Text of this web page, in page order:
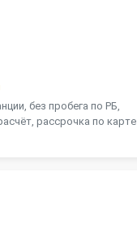
без пробега по РБ,
рассрочка по карте